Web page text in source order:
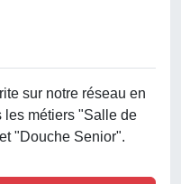
sur notre réseau en
les métiers "Salle de
"Douche Senior".